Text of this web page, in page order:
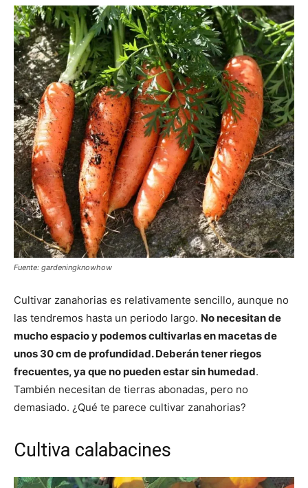
Fuente: gardeningknowhow
Cultivar zanahorias es relativamente sencillo, aunque no
las tendremos hasta un periodo largo. No necesitan de
mucho espacio y podemos cultivarlas en macetas de
unos 30 cm de profundidad. Deberán tener riegos
frecuentes, ya que no pueden estar sin humedad.
También necesitan de tierras abonadas, pero no
demasiado. ¿Qué te parece cultivar zanahorias?
Cultiva calabacines